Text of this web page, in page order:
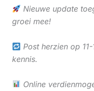
Nieuwe update
groei mee!
Post herzien op
kennis.
Online